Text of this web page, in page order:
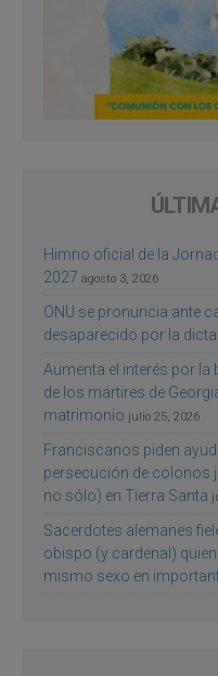
Himno oficial de la
2027 agosto 3, 2026
ONU se pronuncia ante
desaparecido por la
Aumenta el interés por
de los mártires de
matrimonio julio 25, 2026
Franciscanos piden
persecución de colonos
no sólo) en Tierra Santa
Sacerdotes alemanes
obispo (y cardenal)
mismo sexo en